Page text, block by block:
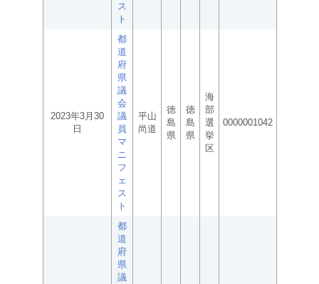
ス
ト
2023年3月30
日
都
道
府
県
議
会
議
員
マ
ニ
フ
ェ
ス
ト
平山
尚道
徳
島
県
徳
島
県
海
部
選
挙
区
0000001042
都
道
府
県
議